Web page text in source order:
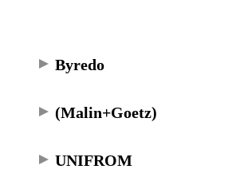
Byredo
(Malin+Goetz)
UNIFROM